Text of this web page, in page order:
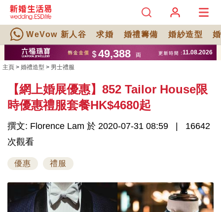
WeVow 新人谷 求婚 婚禮籌備 婚紗造型
主頁 > 婚禮造型 > 男士禮服
【網上婚展優惠】852 Tailor House限
時優惠禮服套餐HK$4680起
撰文: Florence Lam 於 2020-07-31 08:59
16642
次觀看
優惠 禮服